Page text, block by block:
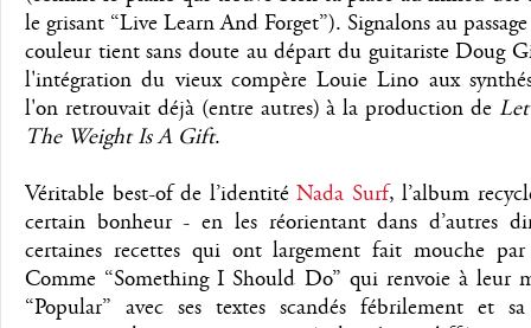
le grisant “Live Learn And Forget”). Signalons au
couleur tient sans doute au départ du guitariste Doug
l'intégration du vieux compère Louie Lino aux
l'on retrouvait déjà (entre autres) à la production de
The Weight Is A Gift.
Véritable best-of de l’identitéNada Surf, l’album
certain bonheur - en les réorientant dans d’autres
certaines recettes qui ont largement fait mouche par
Comme “Something I Should Do” qui renvoie à leur
“Popular” avec ses textes scandés fébrilement et